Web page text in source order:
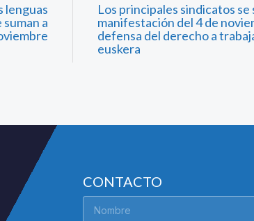
lenguas
a
Los principales sindicatos se
manifestación del 4 de
defensa del derecho a
euskera
CONTACTO